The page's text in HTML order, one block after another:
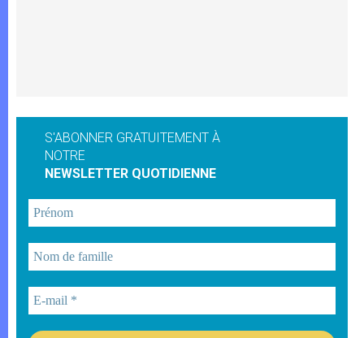
S'ABONNER GRATUITEMENT À
NOTRE
NEWSLETTER QUOTIDIENNE